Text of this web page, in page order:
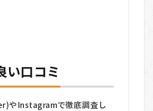
口コミ
やInstagramで徹底調査し